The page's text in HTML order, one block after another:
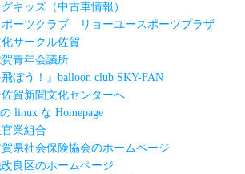
キッズ（中古車情報）
ポーツクラブ リョーユースポーツプラザ
サークル佐賀
賀青年会議所
飛ぼう！』balloon club SKY-FAN
賀新聞文化センターへ
の linux な Homepage
業組合
賀県社会保険協会のホームページ
良区のホームページ